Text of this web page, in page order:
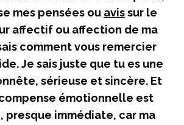
mes pensées ou avissur le
affectif ou affection de ma
comment vous remercier
Je sais juste que tu es une
sérieuse et sincère. Et
émotionnelle est
presque immédiate, car ma